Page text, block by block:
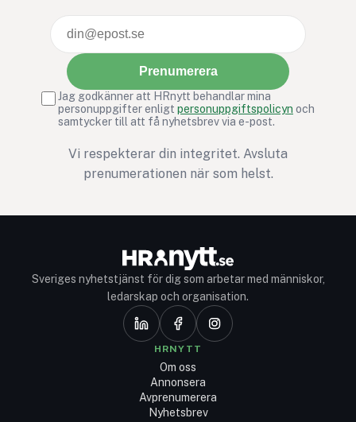
Prenumerera
Jag godkänner att HRnytt behandlar mina
personuppgifter enligt personuppgiftspolicyn och
samtycker till att få nyhetsbrev via e-post.
Vi respekterar din integritet. Avsluta
prenumerationen när som helst.
Sveriges nyhetstjänst för dig som arbetar med människor,
ledarskap och organisation.
HRNYTT
Om oss
Annonsera
Avprenumerera
Nyhetsbrev